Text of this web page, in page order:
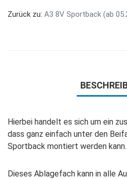
Zurück zu: A3 8V Sportback (ab
Hierbei handelt es sich um ein
dass ganz einfach unter den
Sportback montiert werden kann.
Dieses Ablagefach kann in alle